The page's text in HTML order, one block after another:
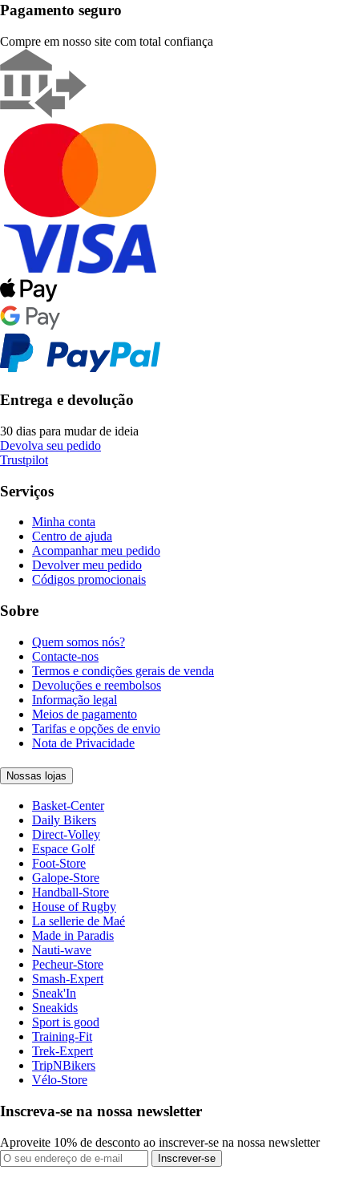
Pagamento seguro
Compre em nosso site com total confiança
Entrega e devolução
30 dias para mudar de ideia
Devolva seu pedido
Trustpilot
Serviços
Minha conta
Centro de ajuda
Acompanhar meu pedido
Devolver meu pedido
Códigos promocionais
Sobre
Quem somos nós?
Contacte-nos
Termos e condições gerais de venda
Devoluções e reembolsos
Informação legal
Meios de pagamento
Tarifas e opções de envio
Nota de Privacidade
Nossas lojas
Basket-Center
Daily Bikers
Direct-Volley
Espace Golf
Foot-Store
Galope-Store
Handball-Store
House of Rugby
La sellerie de Maé
Made in Paradis
Nauti-wave
Pecheur-Store
Smash-Expert
Sneak'In
Sneakids
Sport is good
Training-Fit
Trek-Expert
TripNBikers
Vélo-Store
Inscreva-se na nossa newsletter
Aproveite 10% de desconto ao inscrever-se na nossa newsletter
Inscrever-se